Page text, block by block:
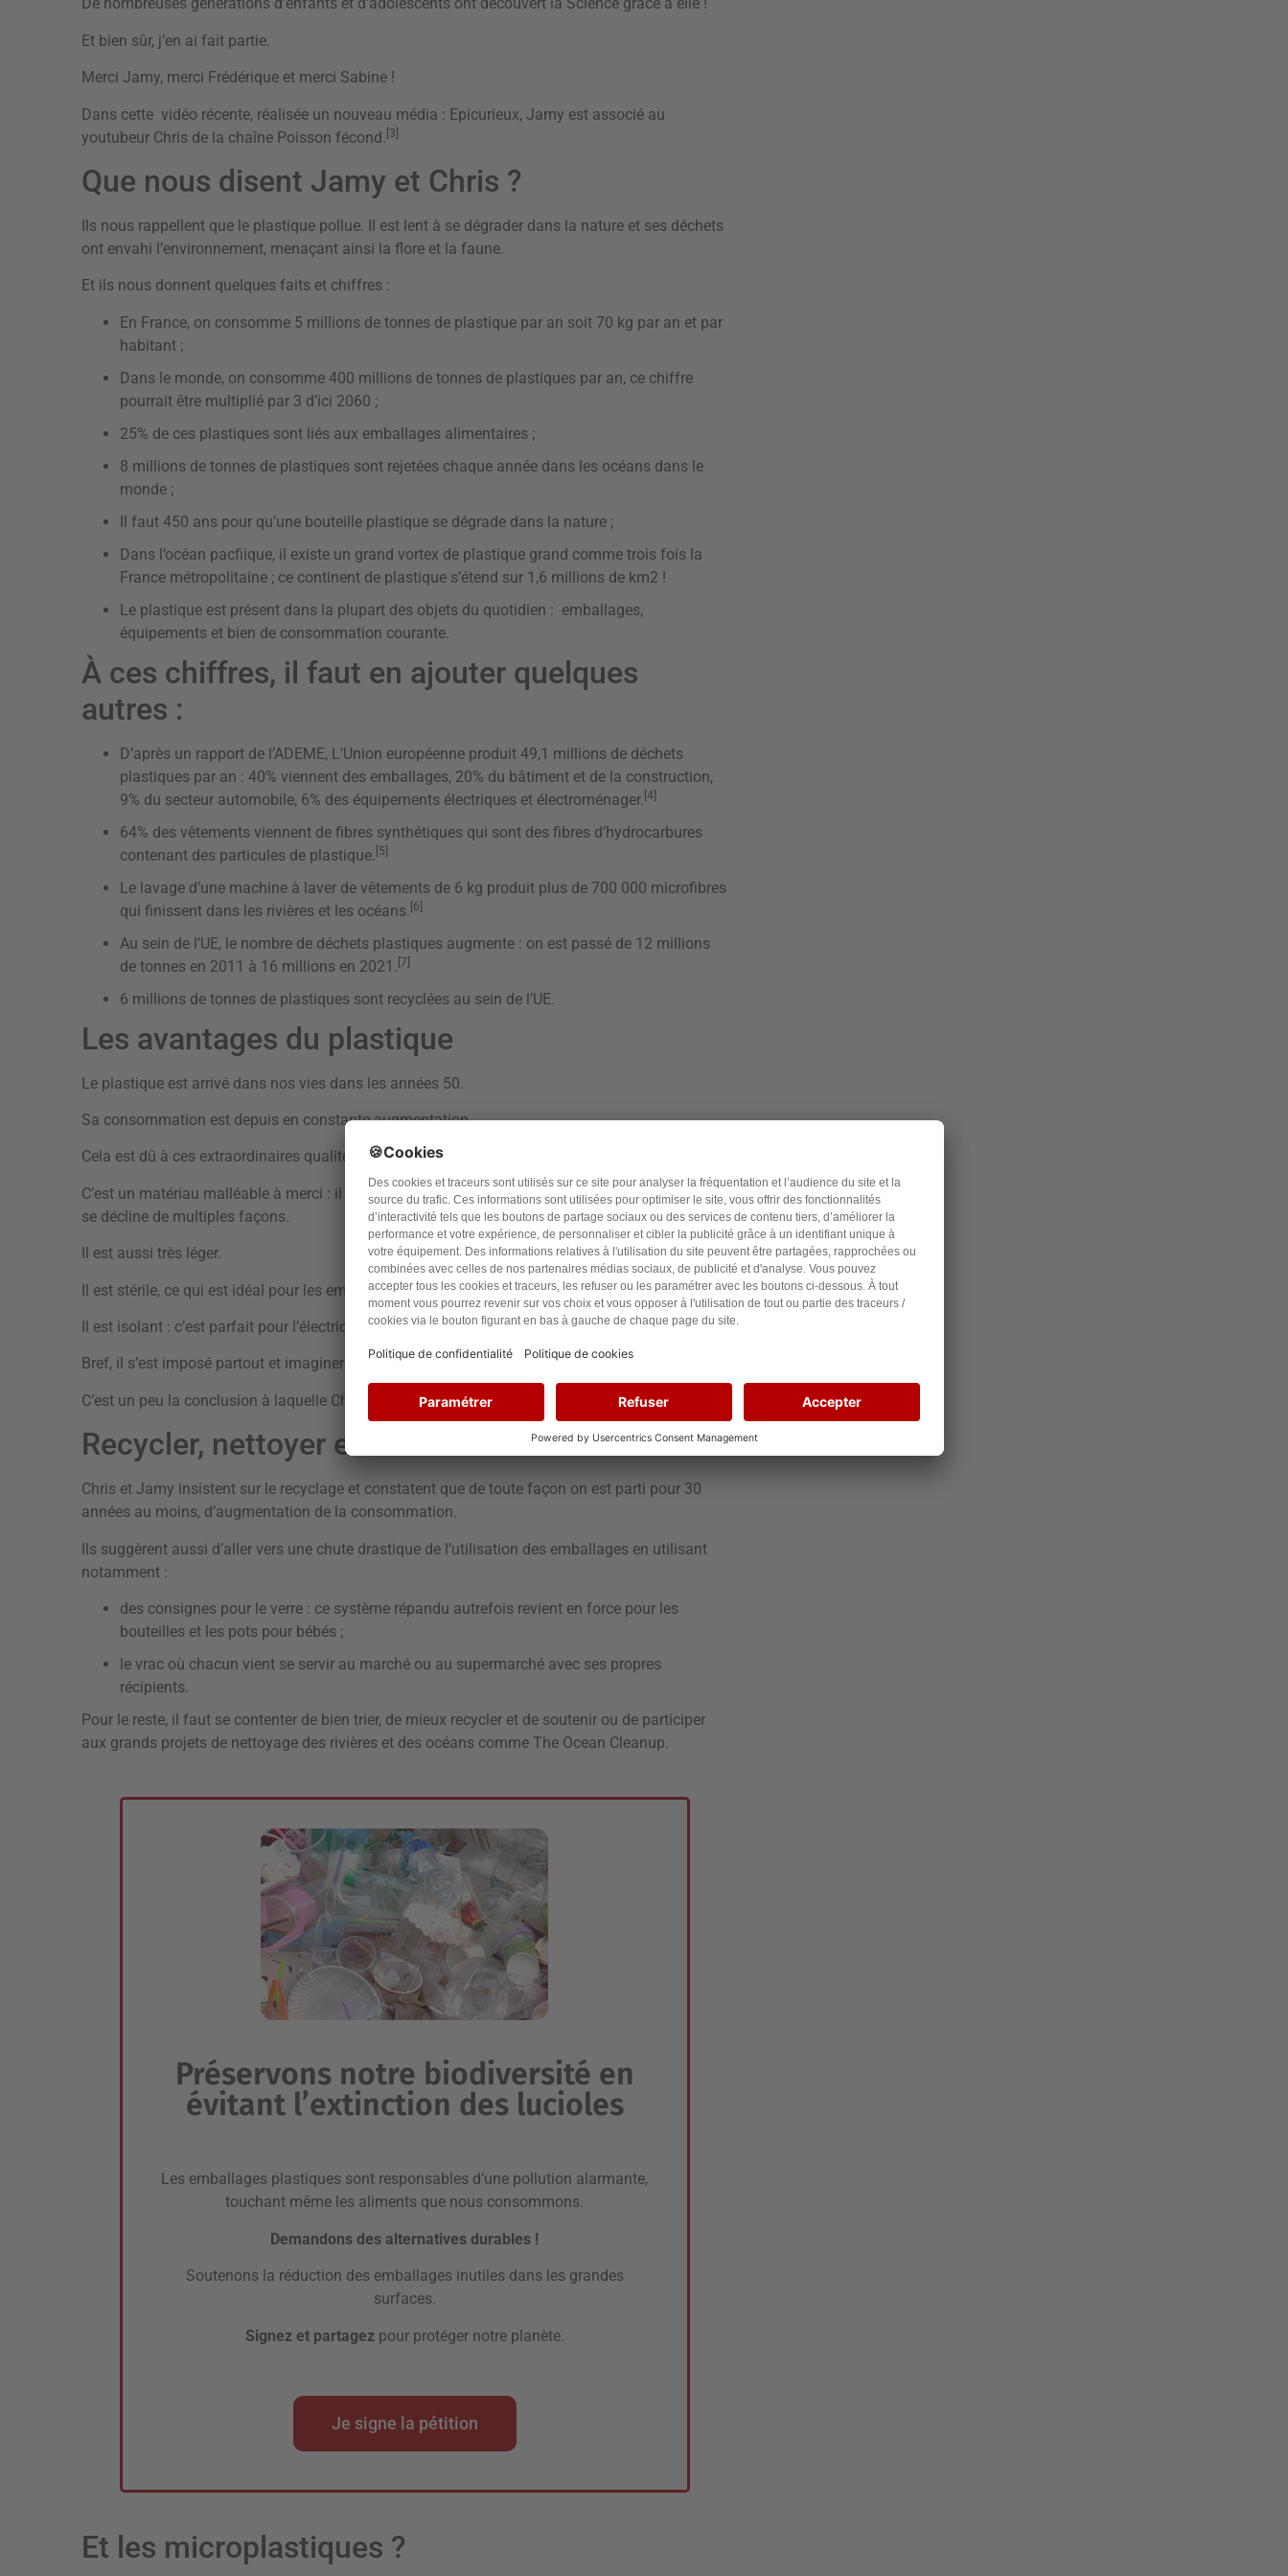
De nombreuses générations d’enfants et d’adolescents ont découvert la Science grâce à elle !
Et bien sûr, j’en ai fait partie.
Merci Jamy, merci Frédérique et merci Sabine !
Dans cette vidéo récente, réalisée un nouveau média : Epicurieux, Jamy est associé au
youtubeur Chris de la chaîne Poisson fécond. [3]
Que nous disent Jamy et Chris ?
Ils nous rappellent que le plastique pollue. Il est lent à se dégrader dans la nature et ses déchets
ont envahi l’environnement, menaçant ainsi la flore et la faune.
Et ils nous donnent quelques faits et chiffres :
En France, on consomme 5 millions de tonnes de plastique par an soit 70 kg par an et par
habitant ;
Dans le monde, on consomme 400 millions de tonnes de plastiques par an, ce chiffre
pourrait être multiplié par 3 d’ici 2060 ;
25% de ces plastiques sont liés aux emballages alimentaires ;
8 millions de tonnes de plastiques sont rejetées chaque année dans les océans dans le
monde ;
Il faut 450 ans pour qu’une bouteille plastique se dégrade dans la nature ;
Dans l’océan pacfiique, il existe un grand vortex de plastique grand comme trois fois la
France métropolitaine ; ce continent de plastique s’étend sur 1,6 millions de km2 !
Le plastique est présent dans la plupart des objets du quotidien : emballages,
équipements et bien de consommation courante.
À ces chiffres, il faut en ajouter quelques
autres :
D’après un rapport de l’ADEME, L’Union européenne produit 49,1 millions de déchets
plastiques par an : 40% viennent des emballages, 20% du bâtiment et de la construction,
9% du secteur automobile, 6% des équipements électriques et électroménager. [4]
64% des vêtements viennent de fibres synthétiques qui sont des fibres d’hydrocarbures
contenant des particules de plastique. [5]
Le lavage d’une machine à laver de vêtements de 6 kg produit plus de 700 000 microfibres
qui finissent dans les rivières et les océans. [6]
Au sein de l’UE, le nombre de déchets plastiques augmente : on est passé de 12 millions
de tonnes en 2011 à 16 millions en 2021. [7]
6 millions de tonnes de plastiques sont recyclées au sein de l’UE.
Les avantages du plastique
Le plastique est arrivé dans nos vies dans les années 50.
Sa consommation est depuis en constante augmentation.
Cela est dû à ces extraordinaires qualités.
C’est un matériau malléable à merci : il peut être souple ou dur, il prend la forme que l’on veut et
se décline de multiples façons.
Il est aussi très léger.
Il est stérile, ce qui est idéal pour les emballages alimentaires.
Il est isolant : c’est parfait pour l’électricité ou la construction.
Bref, il s’est imposé partout et imaginer une vie sans lui paraît impossible.
C’est un peu la conclusion à laquelle Chris et Jamy arrivent.
Recycler, nettoyer et consommer moins
Chris et Jamy insistent sur le recyclage et constatent que de toute façon on est parti pour 30
années au moins, d’augmentation de la consommation.
Ils suggèrent aussi d’aller vers une chute drastique de l’utilisation des emballages en utilisant
notamment :
des consignes pour le verre : ce système répandu autrefois revient en force pour les
bouteilles et les pots pour bébés ;
le vrac où chacun vient se servir au marché ou au supermarché avec ses propres
récipients.
Pour le reste, il faut se contenter de bien trier, de mieux recycler et de soutenir ou de participer
aux grands projets de nettoyage des rivières et des océans comme The Ocean Cleanup.
Préservons notre biodiversité en
évitant l’extinction des lucioles
Les emballages plastiques sont responsables d’une pollution alarmante,
touchant même les aliments que nous consommons.
Demandons des alternatives durables !
Soutenons la réduction des emballages inutiles dans les grandes
surfaces.
Signez et partagezpour protéger notre planète.
Je signe la pétition
Et les microplastiques ?